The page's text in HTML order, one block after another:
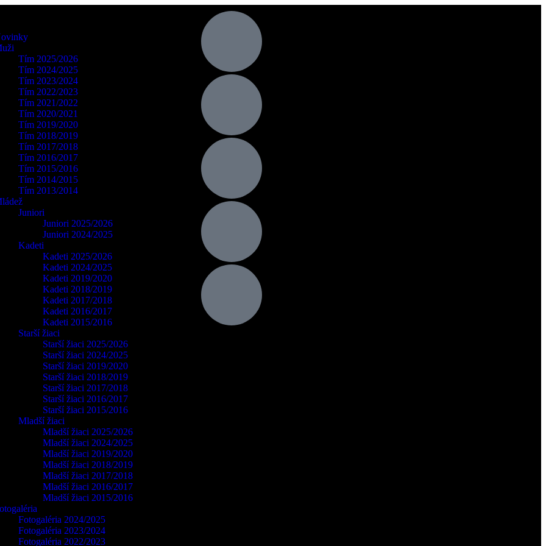
Tím 2025/2026
Tím 2024/2025
Tím 2023/2024
Tím 2022/2023
Tím 2021/2022
Tím 2020/2021
Tím 2019/2020
Tím 2018/2019
Tím 2017/2018
Tím 2016/2017
Tím 2015/2016
Tím 2014/2015
Tím 2013/2014
Juniori
Juniori 2025/2026
Juniori 2024/2025
Kadeti
Kadeti 2025/2026
Kadeti 2024/2025
Kadeti 2019/2020
Kadeti 2018/2019
Kadeti 2017/2018
Kadeti 2016/2017
Kadeti 2015/2016
Starší žiaci
Starší žiaci 2025/2026
Starší žiaci 2024/2025
Starší žiaci 2019/2020
Starší žiaci 2018/2019
Starší žiaci 2017/2018
Starší žiaci 2016/2017
Starší žiaci 2015/2016
Mladší žiaci
Mladší žiaci 2025/2026
Mladší žiaci 2024/2025
Mladší žiaci 2019/2020
Mladší žiaci 2018/2019
Mladší žiaci 2017/2018
Mladší žiaci 2016/2017
Mladší žiaci 2015/2016
Fotogaléria 2024/2025
Fotogaléria 2023/2024
Fotogaléria 2022/2023